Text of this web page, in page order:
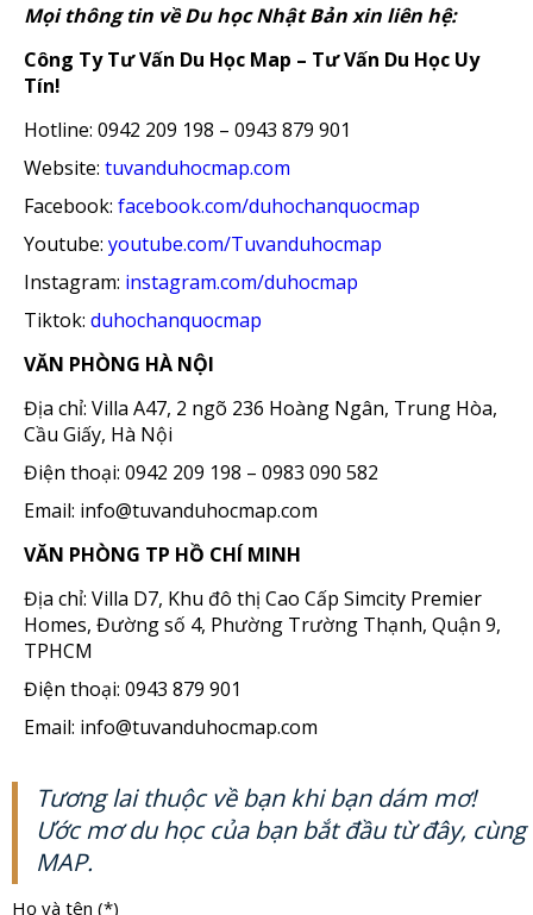
Mọi thông tin về Du học Nhật Bản xin liên hệ:
Công Ty Tư Vấn Du Học Map – Tư Vấn Du Học Uy
Tín!
Hotline: 0942 209 198 – 0943 879 901
Website: tuvanduhocmap.com
Facebook: facebook.com/duhochanquocmap
Youtube: youtube.com/Tuvanduhocmap
Instagram: instagram.com/duhocmap
Tiktok: duhochanquocmap
VĂN PHÒNG HÀ NỘI
Địa chỉ: Villa A47, 2 ngõ 236 Hoàng Ngân, Trung Hòa,
Cầu Giấy, Hà Nội
Điện thoại: 0942 209 198 – 0983 090 582
Email: info@tuvanduhocmap.com
VĂN PHÒNG TP HỒ CHÍ MINH
Địa chỉ: Villa D7, Khu đô thị Cao Cấp Simcity Premier
Homes, Đường số 4, Phường Trường Thạnh, Quận 9,
TPHCM
Điện thoại: 0943 879 901
Email: info@tuvanduhocmap.com
Tương lai thuộc về bạn khi bạn dám mơ!
Ước mơ du học của bạn bắt đầu từ đây, cùng
MAP.
Họ và tên (*)